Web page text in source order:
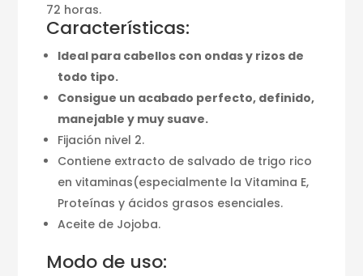
72 horas.
Características:
Ideal para cabellos con ondas y rizos de
todo tipo.
Consigue un acabado perfecto, definido,
manejable y muy suave.
Fijación nivel 2.
Contiene extracto de salvado de trigo rico
en vitaminas(especialmente la Vitamina E,
Proteínas y ácidos grasos esenciales.
Aceite de Jojoba.
Modo de uso: